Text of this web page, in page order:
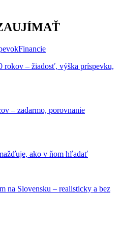
Financie
rokov – žiadosť, výška príspevku,
– zadarmo, porovnanie
ako v ňom hľadať
na Slovensku – realisticky a bez